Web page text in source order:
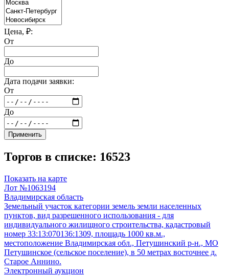
Цена, ₽:
От
До
Дата подачи заявки:
От
До
Применить
Торгов в списке: 16523
Показать на карте
Лот №1063194
Владимирская область
Земельный участок категории земель земли населенных
пунктов, вид разрешенного использования - для
индивидуального жилищного строительства, кадастровый
номер 33:13:070136:1309, площадь 1000 кв.м.,
местоположение Владимирская обл., Петушинский р-н., МО
Петушинское (сельское поселение), в 50 метрах восточнее д.
Старое Аннино.
Электронный аукцион